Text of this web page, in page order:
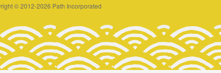
© 2012-2026 Path Incorporated